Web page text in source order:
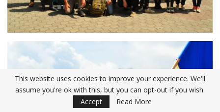
This website uses cookies to improve your experience. We'll
assume you're ok with this, but you can opt-out if you wish.
Accept
Read More